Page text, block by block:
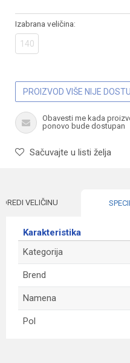
Izabrana veličina:
140
PROIZVOD VIŠE NIJE
Obavesti me kada
ponovo bude dostupan
Sačuvajte u listi želja
VELIČINU
Karakteristika
Kategorija
Brend
Namena
Pol